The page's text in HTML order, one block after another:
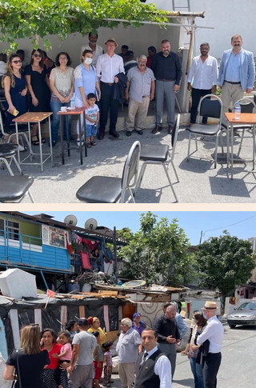
Sessizliğin Sesi Olmak İçin
Çalışıyoruz